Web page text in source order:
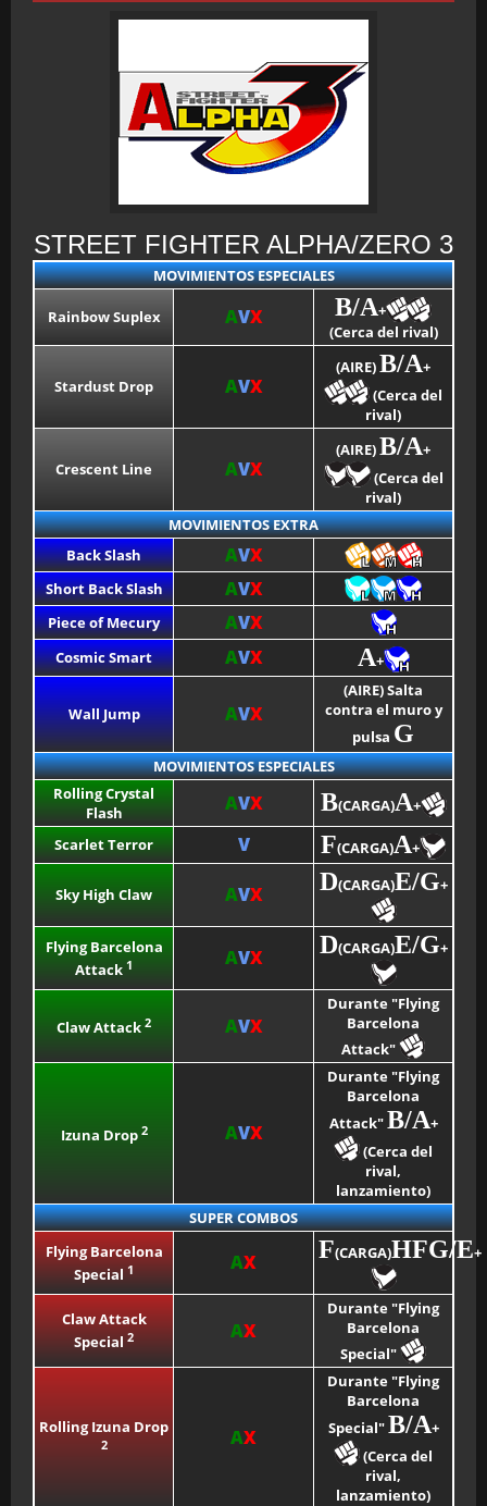
STREET FIGHTER ALPHA/ZERO 3
MOVIMIENTOS ESPECIALES
Rainbow Suplex AVX B/A+
(Cerca del rival)
Stardust Drop AVX
(AIRE)B/A+
(Cerca del
rival)
Crescent Line AVX
(AIRE)B/A+
(Cerca del
rival)
MOVIMIENTOS EXTRA
Back Slash
AVX
Short Back Slash AVX
Piece of Mecury AVX
Cosmic Smart AVX A+
Wall Jump AVX
(AIRE) Salta
contra el muro y
pulsa G
MOVIMIENTOS ESPECIALES
Rolling Crystal
Flash
AVX B(CARGA)A+
Scarlet Terror
V F(CARGA)A+
Sky High Claw AVX D(CARGA)E/G+
Flying Barcelona
Attack 1 AVX D(CARGA)E/G+
Claw Attack 2 AVX
Durante "Flying
Barcelona
Attack"
Izuna Drop 2 AVX
Durante "Flying
Barcelona
Attack"B/A+
(Cerca del
rival,
lanzamiento)
SUPER COMBOS
Flying Barcelona
Special 1 AX F(CARGA)HFG/E+
Claw Attack
Special 2 AX
Durante "Flying
Barcelona
Special"
Rolling Izuna Drop
2 AX
Durante "Flying
Barcelona
Special"B/A+
(Cerca del
rival,
lanzamiento)